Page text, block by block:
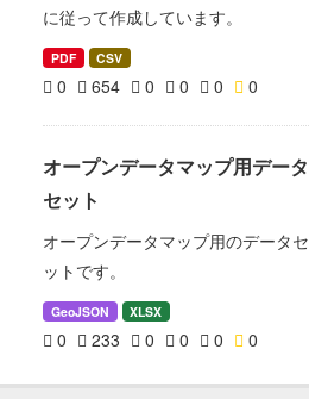
に従って作成しています。
PDF CSV
0 654 0 0 0 0
オープンデータマップ用データ
セット
オープンデータマップ用のデータセ
ットです。
GeoJSON XLSX
0 233 0 0 0 0